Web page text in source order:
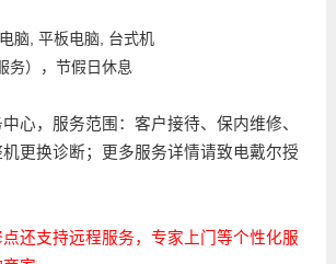
脑, 平板电脑, 台式机
务），节假日休息
心，服务范围：客户接待、保内维修、
更换诊断；更多服务详情请致电戴尔授
还支持远程服务，专家上门等个性化服